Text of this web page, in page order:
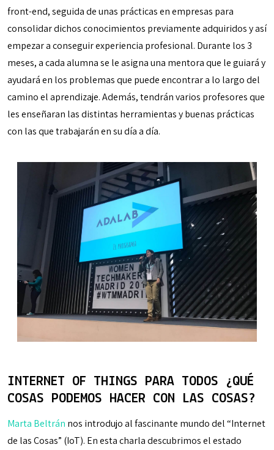
front-end, seguida de unas prácticas en empresas para
consolidar dichos conocimientos previamente adquiridos y así
empezar a conseguir experiencia profesional. Durante los 3
meses, a cada alumna se le asigna una mentora que le guiará y
ayudará en los problemas que puede encontrar a lo largo del
camino el aprendizaje. Además, tendrán varios profesores que
les enseñaran las distintas herramientas y buenas prácticas
con las que trabajarán en su día a día.
INTERNET OF THINGS PARA TODOS ¿QUÉ
COSAS PODEMOS HACER CON LAS COSAS?
Marta Beltrán nos introdujo al fascinante mundo del “Internet
de las Cosas” (IoT). En esta charla descubrimos el estado